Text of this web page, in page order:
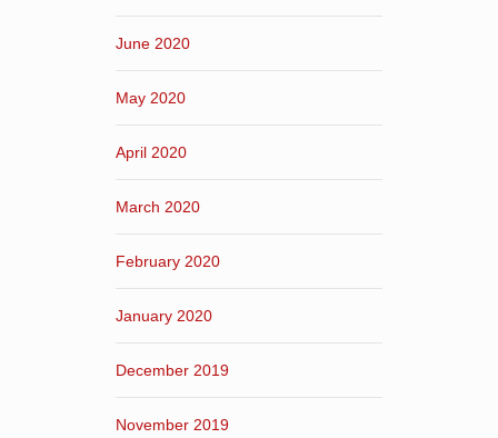
June 2020
May 2020
April 2020
March 2020
February 2020
January 2020
December 2019
November 2019